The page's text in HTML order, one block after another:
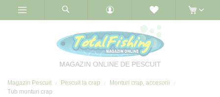
MAGAZIN ONLINE DE PESCUIT
Magazin Pescuit Pescuit la crap
Monturi crap, accesorii
Tub monturi crap